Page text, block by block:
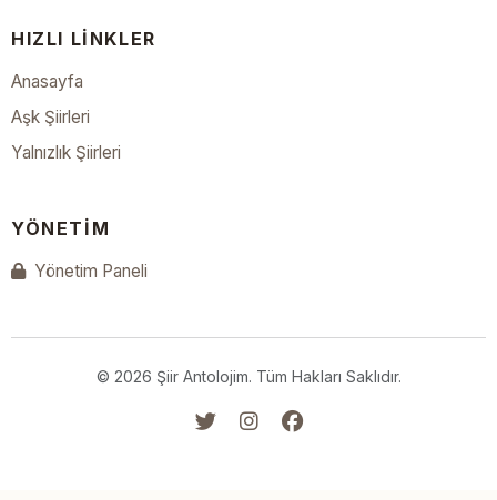
HIZLI LINKLER
Anasayfa
Aşk Şiirleri
Yalnızlık Şiirleri
YÖNETIM
Yönetim Paneli
© 2026 Şiir Antolojim. Tüm Hakları Saklıdır.